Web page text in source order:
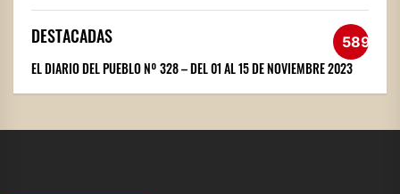
DESTACADAS 589
EL DIARIO DEL PUEBLO Nº 328 – DEL 01 AL 15 DE NOVIEMBRE 2023